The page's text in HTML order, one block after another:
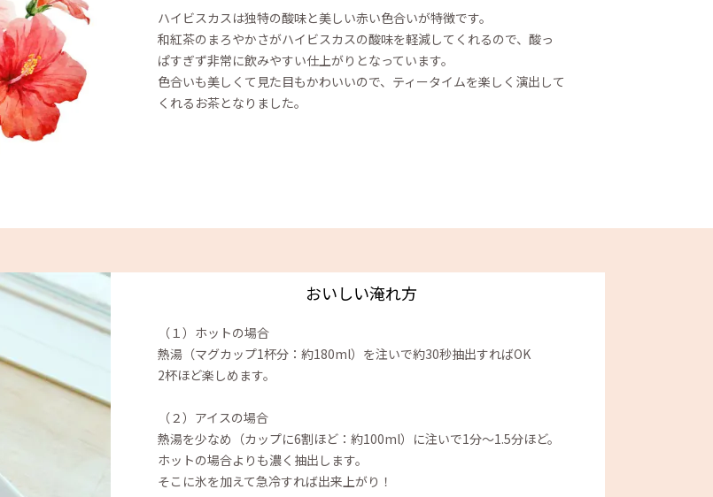
ハイビスカスは独特の酸味と美しい赤い色合いが特徴です。
和紅茶のまろやかさがハイビスカスの酸味を軽減してくれるので、酸っ
ぱすぎず非常に飲みやすい仕上がりとなっています。
色合いも美しくて見た目もかわいいので、ティータイムを楽しく演出して
くれるお茶となりました。
おいしい淹れ方
（１）ホットの場合
熱湯（マグカップ1杯分：約180ml）を注いで約30秒抽出すればOK
2杯ほど楽しめます。
（２）アイスの場合
熱湯を少なめ（カップに6割ほど：約100ml）に注いで1分～1.5分ほど。
ホットの場合よりも濃く抽出します。
そこに氷を加えて急冷すれば出来上がり！